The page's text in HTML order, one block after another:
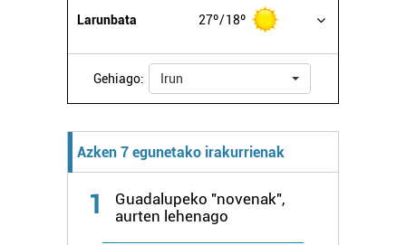
datuen atalean. Edozein unetan alda edo ken dezakezu
zure baimena Cookieen adierazpenean.
Webgune honek cookie propioak eta hirugarrenen cookie-
fitxategiak erabiltzen ditu. Zure esperientzia eta
erabiltzeko baimen esplizitua ematen diguzu.
Larunbata 27º 18º
Gehiago: Irun
Azken 7 egunetako irakurrienak
1
Guadalupeko "novenak",
aurten lehenago